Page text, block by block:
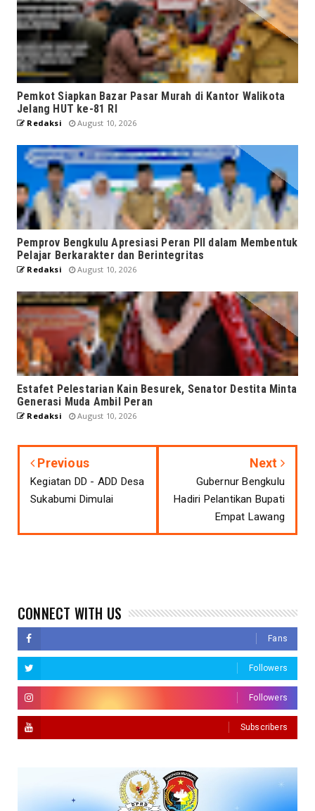
Pemkot Siapkan Bazar Pasar Murah di Kantor Walikota
Jelang HUT ke-81 RI
Redaksi August 10, 2026
Pemprov Bengkulu Apresiasi Peran PII dalam Membentuk
Pelajar Berkarakter dan Berintegritas
Redaksi August 10, 2026
Estafet Pelestarian Kain Besurek, Senator Destita Minta
Generasi Muda Ambil Peran
Redaksi August 10, 2026
Previous
Kegiatan DD - ADD Desa
Sukabumi Dimulai
Next
Gubernur Bengkulu
Hadiri Pelantikan Bupati
Empat Lawang
CONNECT WITH US
Fans
Followers
Followers
Subscribers